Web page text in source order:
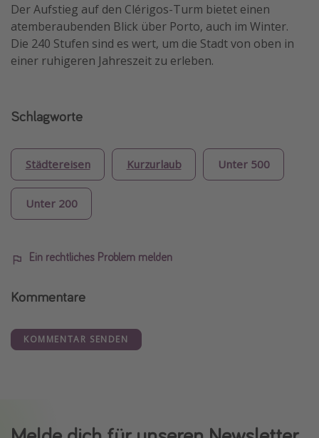
Der Aufstieg auf den Clérigos-Turm bietet einen
atemberaubenden Blick über Porto, auch im Winter.
Die 240 Stufen sind es wert, um die Stadt von oben in
einer ruhigeren Jahreszeit zu erleben.
Schlagworte
Städtereisen Kurzurlaub Unter 500
Unter 200
Ein rechtliches Problem melden
Kommentare
KOMMENTAR SENDEN